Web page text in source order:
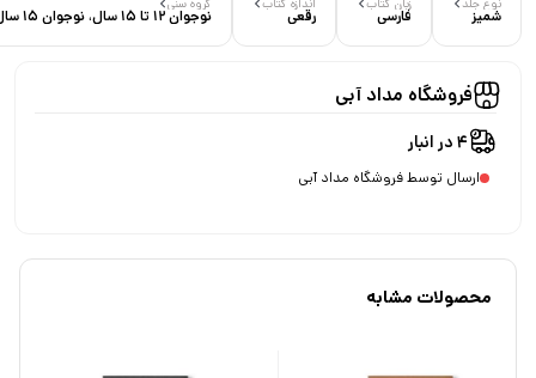
نوع جلد
شمیز
زبان کتاب
فارسی
اندازه کتاب
رقعی
گروه سنی
نوجوان 12 تا 15 سال، نوجوان 15 سال به بالا
فروشگاه مداد آبی
4 در انبار
ارسال توسط فروشگاه مداد آبی
محصولات مشابه